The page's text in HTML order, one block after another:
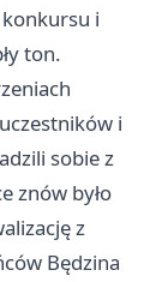
i
ton.
i
sobie z
znów było
z
Będzina